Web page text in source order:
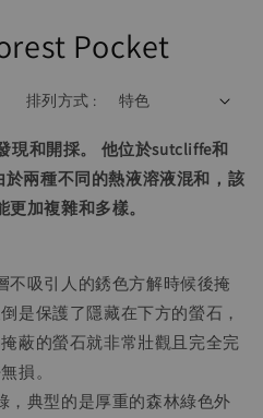
Pocket
排列方式 :
現和開採。 他位於sutcliffe和
兩種不同的熱液溶液混和，該
加複雜和多樣。
不吸引人的銹色方解時候後掩
是保護了隱藏在下方的螢石，
蔽的螢石就非常壯觀且完全完
損。
，典型的是厚重的森林綠色外